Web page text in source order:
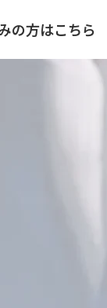
の方はこちら